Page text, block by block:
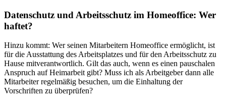
Datenschutz und Arbeitsschutz im Homeoffice: Wer
haftet?
Hinzu kommt: Wer seinen Mitarbeitern Homeoffice ermöglicht, ist
für die Ausstattung des Arbeitsplatzes und für den Arbeitsschutz zu
Hause mitverantwortlich. Gilt das auch, wenn es einen pauschalen
Anspruch auf Heimarbeit gibt? Muss ich als Arbeitgeber dann alle
Mitarbeiter regelmäßig besuchen, um die Einhaltung der
Vorschriften zu überprüfen?